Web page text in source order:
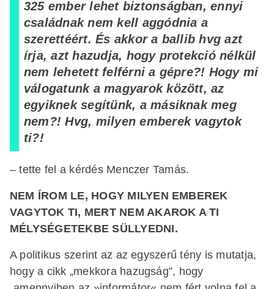
325 ember lehet biztonságban, ennyi
családnak nem kell aggódnia a
szerettéért. És akkor a ballib hvg azt
írja, azt hazudja, hogy protekció nélkül
nem lehetett felférni a gépre?! Hogy mi
válogatunk a magyarok között, az
egyiknek segítünk, a másiknak meg
nem?! Hvg, milyen emberek vagytok
ti?!
– tette fel a kérdés Menczer Tamás.
NEM ÍROM LE, HOGY MILYEN EMBEREK
VAGYTOK TI, MERT NEM AKAROK A TI
MÉLYSÉGETEKBE SÜLLYEDNI.
A politikus szerint az az egyszerű tény is mutatja,
hogy a cikk „mekkora hazugság”, hogy